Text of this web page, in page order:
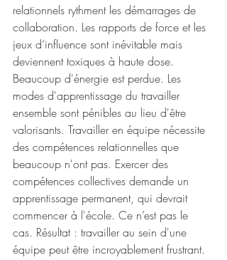
relationnels rythment les démarrages de
collaboration. Les rapports de force et les
jeux d’influence sont inévitable mais
deviennent toxiques à haute dose.
Beaucoup d'énergie est perdue. Les
modes d'apprentissage du travailler
ensemble sont pénibles au lieu d'être
valorisants. Travailler en équipe nécessite
des compétences relationnelles que
beaucoup n'ont pas. Exercer des
compétences collectives demande un
apprentissage permanent, qui devrait
commencer à l'école. Ce n’est pas le
cas. Résultat : travailler au sein d'une
équipe peut être incroyablement frustrant.